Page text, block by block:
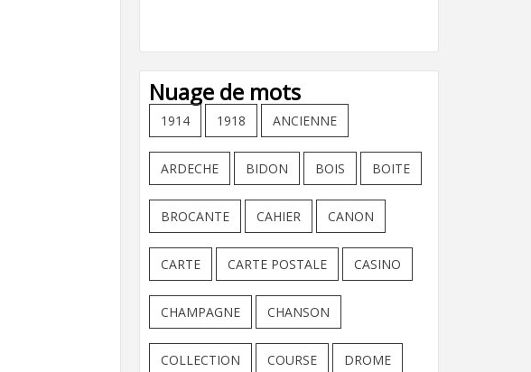
Nuage de mots
1914 1918 ANCIENNE
ARDECHE BIDON BOIS BOITE
BROCANTE CAHIER CANON
CARTE CARTE POSTALE CASINO
CHAMPAGNE CHANSON
COLLECTION COURSE DROME